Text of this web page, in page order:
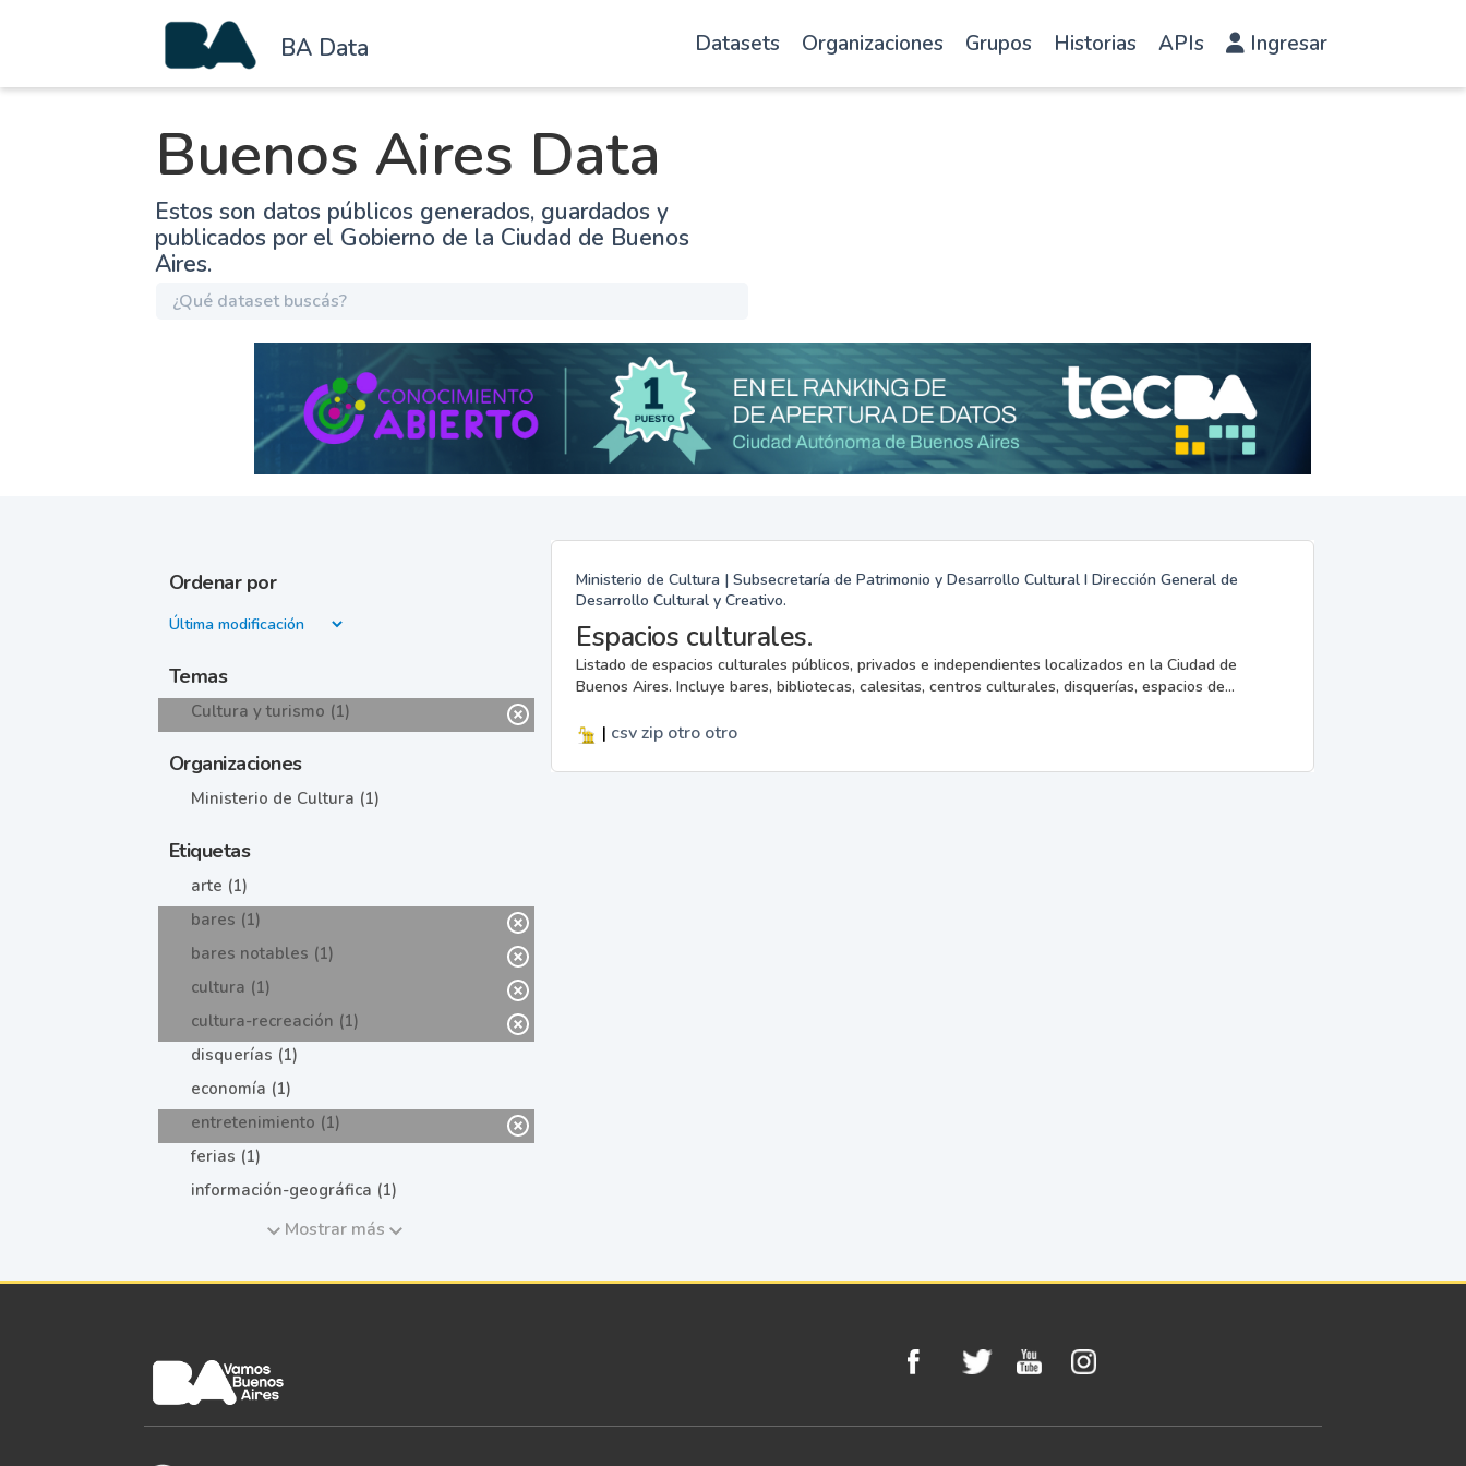
BA Data Datasets Organizaciones Grupos Historias APIs Ingresar
Buenos Aires Data
Estos son datos públicos generados, guardados y
publicados por el Gobierno de la Ciudad de Buenos
Aires.
Ordenar por
Temas
Cultura y turismo (1)
Organizaciones
Ministerio de Cultura (1)
Etiquetas
arte (1)
bares (1)
bares notables (1)
cultura (1)
cultura-recreación (1)
disquerías (1)
economía (1)
entretenimiento (1)
ferias (1)
información-geográfica (1)
Mostrar más
Ministerio de Cultura | Subsecretaría de Patrimonio y Desarrollo Cultural I Dirección General de
Desarrollo Cultural y Creativo.
Espacios culturales.
Listado de espacios culturales públicos, privados e independientes localizados en la Ciudad de
Buenos Aires. Incluye bares, bibliotecas, calesitas, centros culturales, disquerías, espacios de...
| csvzip otro otro